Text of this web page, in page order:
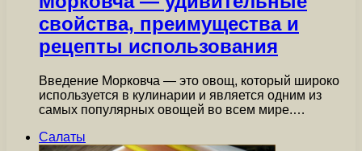
свойства, преимущества и
рецепты использования
Введение Морковча — это овощ, который широко
используется в кулинарии и является одним из
самых популярных овощей во всем мире.…
Салаты